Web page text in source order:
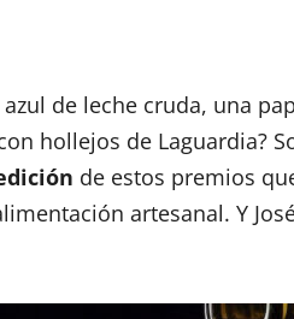
de leche cruda, una
hollejos de Laguardia?
de estos premios
artesanal. Y